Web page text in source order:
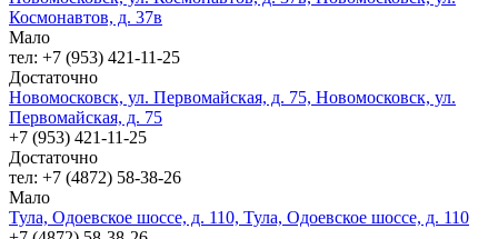
Космонавтов, д. 37в
Мало
тел: +7 (953) 421-11-25
Достаточно
Новомосковск, ул. Первомайская, д. 75, Новомосковск, ул.
Первомайская, д. 75
+7 (953) 421-11-25
Достаточно
тел: +7 (4872) 58-38-26
Мало
Тула, Одоевское шоссе, д. 110, Тула, Одоевское шоссе, д. 110